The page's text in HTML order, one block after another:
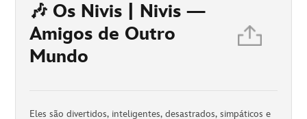
🎶 Os Nivis | Nivis —
Amigos de Outro
Mundo
Eles são divertidos, inteligentes, desastrados, simpáticos e